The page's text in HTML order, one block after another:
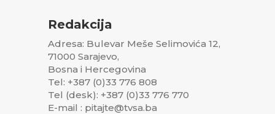
Redakcija
Adresa: Bulevar Meše Selimovića 12,
71000 Sarajevo,
Bosna i Hercegovina
Tel: +387 (0)33 776 808
Tel (desk): +387 (0)33 776 770
E-mail : pitajte@tvsa.ba